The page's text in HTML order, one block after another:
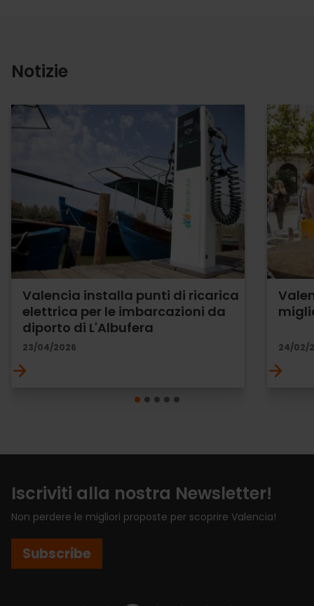
Notizie
Valencia installa punti di ricarica
elettrica per le imbarcazioni da
diporto di L'Albufera
23/04/2026 24/02/
Iscriviti alla nostra Newsletter!
Non perdere le migliori proposte per scoprire Valencia!
Subscribe